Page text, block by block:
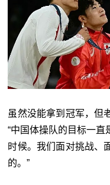
虽然没能拿到冠军，但
“中国体操队的目标一
时候。我们面对挑战、
的。”